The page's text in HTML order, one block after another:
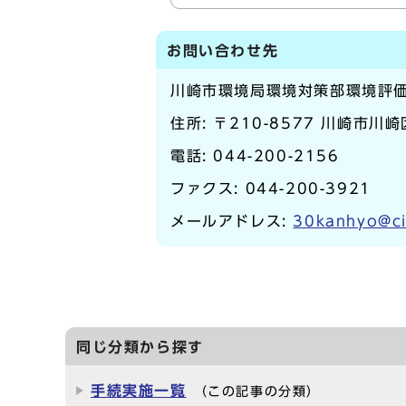
お問い合わせ先
川崎市環境局環境対策部環境評
住所: 〒210-8577 川崎市川崎
電話: 044-200-2156
ファクス: 044-200-3921
メールアドレス:
同じ分類から探す
手続実施一覧 （この記事の分類）